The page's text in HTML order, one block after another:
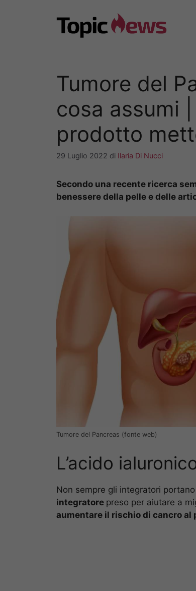
Tumore del
cosa assumi
prodotto
29 Luglio 2022 di Ilaria Di Nucci
Secondo una recente ricerca
benessere della pelle e delle
Tumore del Pancreas (fonte web)
L’acido
Non sempre gli integratori
integratore preso per aiutare a
aumentare il rischio di cancro al